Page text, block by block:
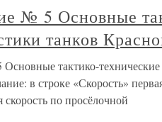
№ 5 Основные
танков
тактико-
в строке «Скорость»
по просёлочной